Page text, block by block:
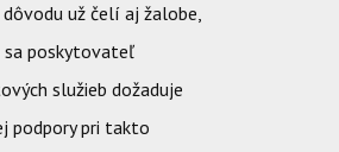
už čelí aj žalobe,
sa poskytovateľ
služieb dožaduje
podpory pri takto